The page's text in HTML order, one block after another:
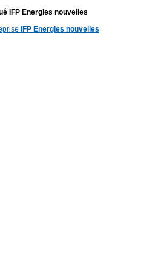
IFP Energies nouvelles
IFP Energies nouvelles